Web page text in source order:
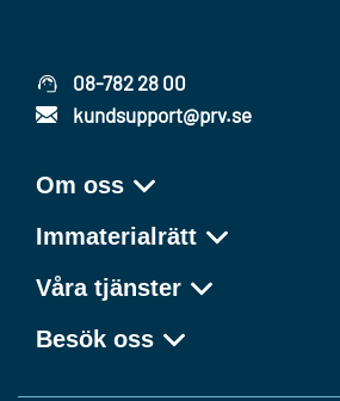
08-782 28 00
kundsupport@prv.se
Om oss
Immaterialrätt
Våra tjänster
Besök oss